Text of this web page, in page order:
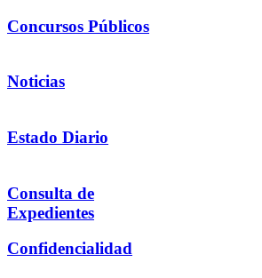
Concursos Públicos
Noticias
Estado Diario
Consulta de
Expedientes
Confidencialidad